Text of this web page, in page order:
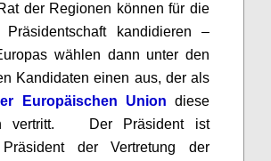
der Regionen können für die
Präsidentschaft kandidieren –
wählen dann unter den
Kandidaten einen aus, der als
Europäischen Union diese
vertritt. Der Präsident ist
der Vertretung der